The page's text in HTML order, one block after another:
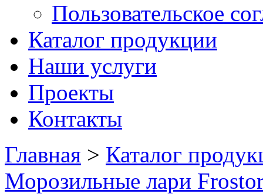
Пользовательское
Каталог продукции
Наши услуги
Проекты
Контакты
Главная > Каталог
Морозильные лари